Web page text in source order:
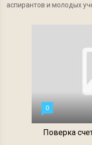
аспирантов и молодых
0
Поверка